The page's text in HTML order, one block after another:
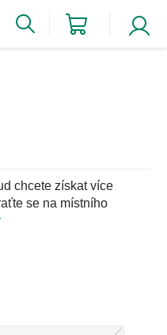
chcete získat více
se na místního